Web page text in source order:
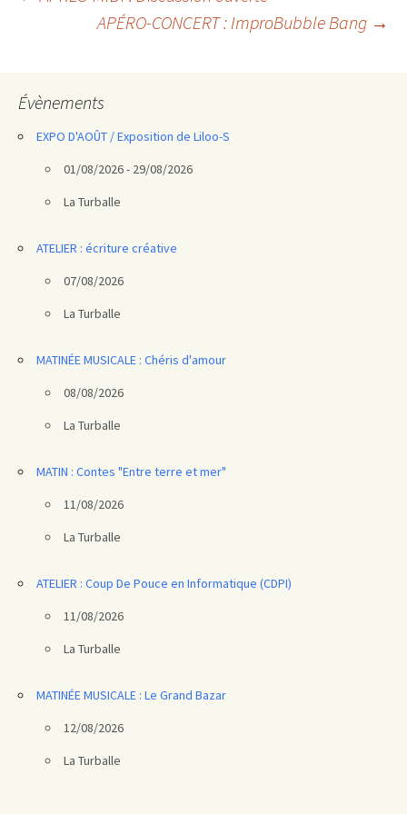
APÉRO-CONCERT : ImproBubble Bang →
Évènements
EXPO D'AOÛT / Exposition de Liloo-S
01/08/2026 - 29/08/2026
La Turballe
ATELIER : écriture créative
07/08/2026
La Turballe
MATINÉE MUSICALE : Chéris d'amour
08/08/2026
La Turballe
MATIN : Contes "Entre terre et mer"
11/08/2026
La Turballe
ATELIER : Coup De Pouce en Informatique (CDPI)
11/08/2026
La Turballe
MATINÉE MUSICALE : Le Grand Bazar
12/08/2026
La Turballe